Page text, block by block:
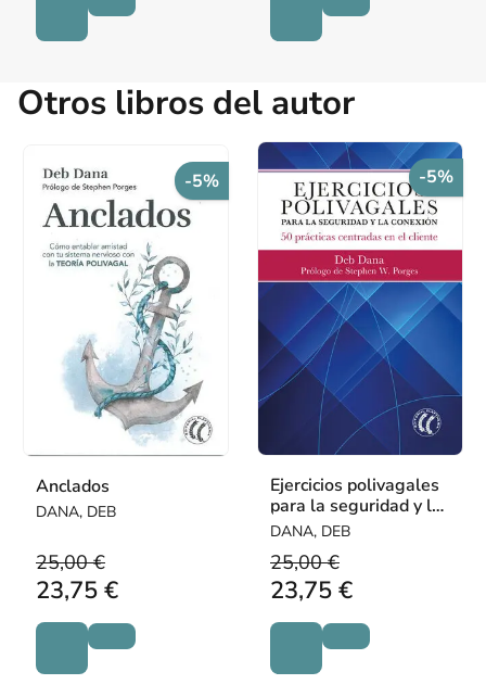
Otros libros del autor
-5%
Anclados
DANA, DEB
25,00 €
23,75 €
-5%
Ejercicios polivagales
para la seguridad y la
conexión
DANA, DEB
25,00 €
23,75 €